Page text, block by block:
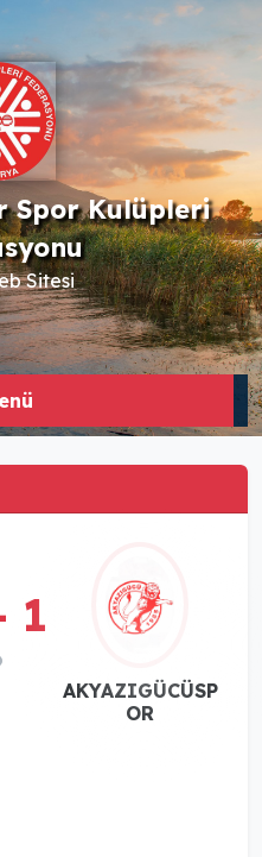
Spor Kulüpleri
Sitesi
1
AKYAZIGÜCÜSP
OR